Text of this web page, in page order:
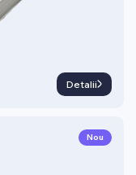
Detalii
Nou